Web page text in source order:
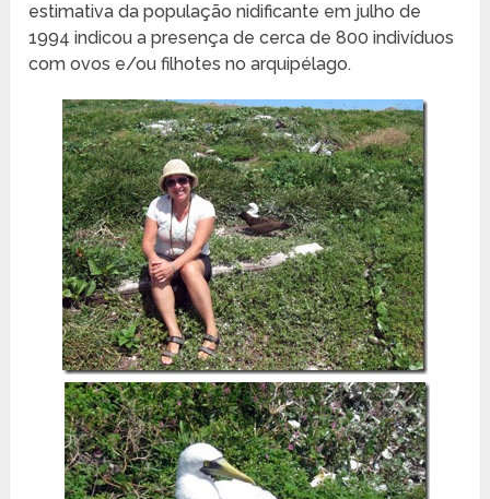
estimativa da população nidificante em julho de
1994 indicou a presença de cerca de 800 indivíduos
com ovos e/ou filhotes no arquipélago.